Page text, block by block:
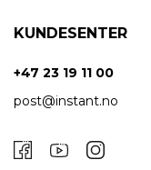
KUNDESENTER
+47 23 19 11 00
post@instant.no